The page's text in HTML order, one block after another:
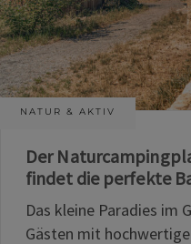
NATUR & AKTIV
Der
findet die perfekte
Das kleine Paradies im
Gästen mit